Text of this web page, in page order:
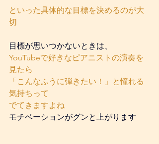
といった具体的な目標を決めるのが大
切
目標が思いつかないときは、
YouTubeで好きなピアニストの演奏を
見たら
「こんなふうに弾きたい！」と憧れる
気持ちって
でてきますよね
モチベーションがグンと上がります